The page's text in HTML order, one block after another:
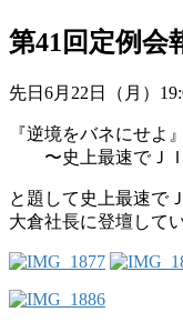
第41回定例会
先日6月22日（月）
『逆境をバネにせよ』
〜史上最速でＪＩ
と題して史上最速で
大倉社長に登壇して